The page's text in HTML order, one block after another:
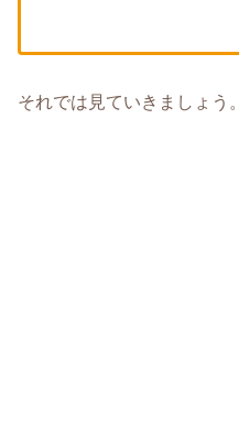
それでは見ていきましょう。